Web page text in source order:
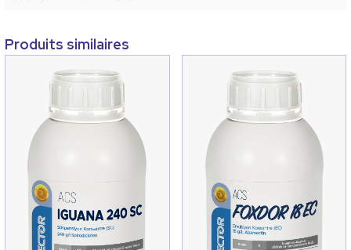
Produits similaires